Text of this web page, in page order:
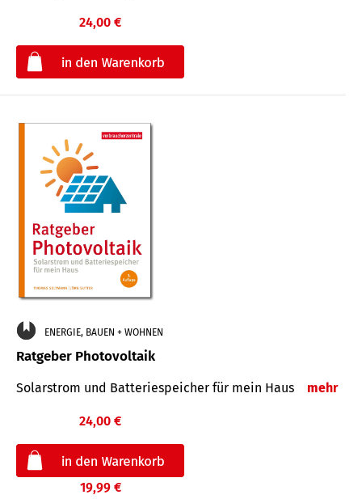
24,00 €
ENERGIE, BAUEN + WOHNEN
Ratgeber Photovoltaik
Solarstrom und Batteriespeicher für mein Haus mehr
24,00 €
19,99 €